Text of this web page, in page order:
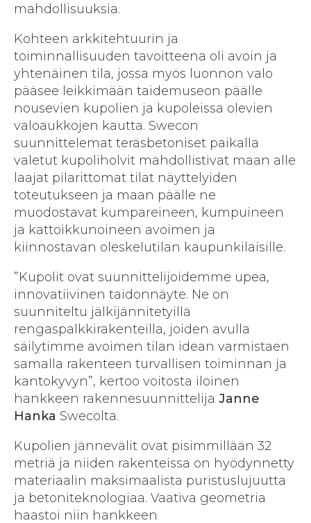
mahdollisuuksia.
Kohteen arkkitehtuurin ja
toiminnallisuuden tavoitteena oli avoin ja
yhtenäinen tila, jossa myös luonnon valo
pääsee leikkimään taidemuseon päälle
nousevien kupolien ja kupoleissa olevien
valoaukkojen kautta. Swecon
suunnittelemat teräsbetoniset paikalla
valetut kupoliholvit mahdollistivat maan alle
laajat pilarittomat tilat näyttelyiden
toteutukseen ja maan päälle ne
muodostavat kumpareineen, kumpuineen
ja kattoikkunoineen avoimen ja
kiinnostavan oleskelutilan kaupunkilaisille.
”Kupolit ovat suunnittelijoidemme upea,
innovatiivinen taidonnäyte. Ne on
suunniteltu jälkijännitetyillä
rengaspalkkirakenteilla, joiden avulla
säilytimme avoimen tilan idean varmistaen
samalla rakenteen turvallisen toiminnan ja
kantokyvyn”, kertoo voitosta iloinen
hankkeen rakennesuunnittelija Janne
Hanka Swecolta.
Kupolien jännevälit ovat pisimmillään 32
metriä ja niiden rakenteissa on hyödynnetty
materiaalin maksimaalista puristuslujuutta
ja betoniteknologiaa. Vaativa geometria
haastoi niin hankkeen